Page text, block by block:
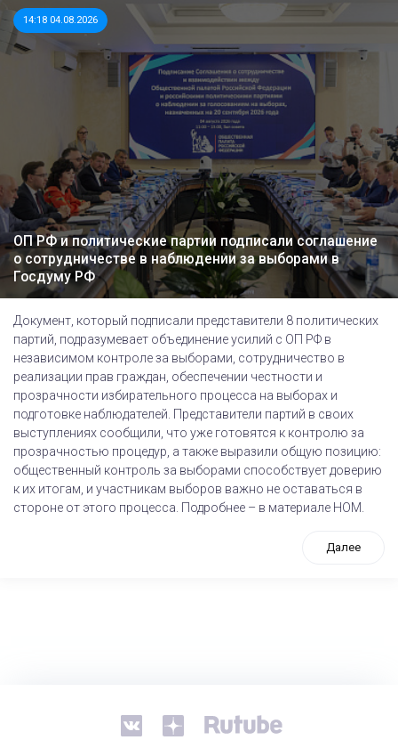
14:18 04.08.2026
ОП РФ и политические партии подписали соглашение
о сотрудничестве в наблюдении за выборами в
Госдуму РФ
Документ, который подписали представители 8 политических
партий, подразумевает объединение усилий с ОП РФ в
независимом контроле за выборами, сотрудничество в
реализации прав граждан, обеспечении честности и
прозрачности избирательного процесса на выборах и
подготовке наблюдателей. Представители партий в своих
выступлениях сообщили, что уже готовятся к контролю за
прозрачностью процедур, а также выразили общую позицию:
общественный контроль за выборами способствует доверию
к их итогам, и участникам выборов важно не оставаться в
стороне от этого процесса. Подробнее – в материале НОМ.
Далее